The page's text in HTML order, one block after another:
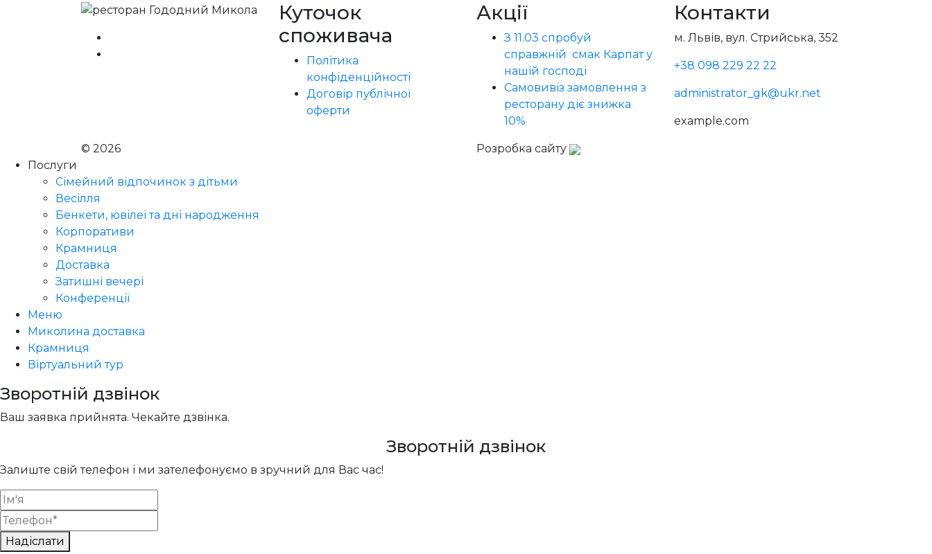
Куточок
споживача
Політика
конфіденційності
Договір публічної
оферти
Акції
З 11.03 спробуй
справжній смак Карпат у
нашій господі
Самовивіз замовлення з
ресторану діє знижка
10%
Контакти
м. Львів, вул. Стрийська, 352
+38 098 229 22 22
administrator_gk@ukr.net
example.com
© 2026
Розробка сайту
Послуги
Сімейний відпочинок з дітьми
Весілля
Бенкети, ювілеї та дні народження
Корпоративи
Крамниця
Доставка
Затишні вечері
Конференції
Меню
Миколина доставка
Крамниця
Віртуальний тур
Зворотній дзвінок
Ваш заявка прийнята. Чекайте дзвінка.
Зворотній дзвінок
Залиште свій телефон і ми зателефонуємо в зручний для Вас час!
Надіслати